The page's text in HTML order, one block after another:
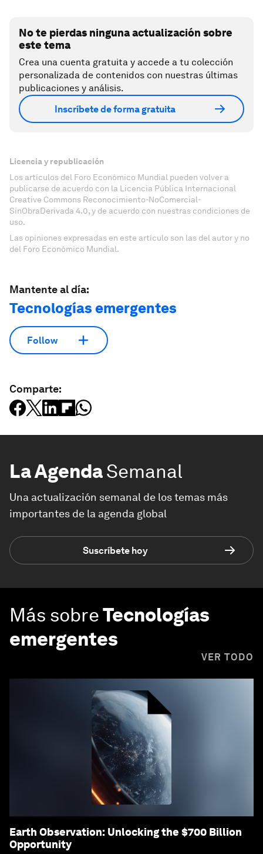
No te pierdas ninguna actualización sobre
este tema
Crea una cuenta gratuita y accede a tu colección
personalizada de contenidos con nuestras últimas
publicaciones y análisis.
Inscríbete de forma gratuita
Licencia y republicación
Los artículos del Foro Económico Mundial pueden volver a
publicarse de acuerdo con la Licencia Pública Internacional
Creative Commons Reconocimiento-NoComercial-
SinObraDerivada 4.0, y de acuerdo con nuestras condiciones de
uso.
Las opiniones expresadas en este artículo son las del autor y no
del Foro Económico Mundial.
Mantente al día:
Tecnologías emergentes
Follow
Comparte:
La AgendaSemanal
Una actualización semanal de los temas más
importantes de la agenda global
Suscríbete hoy
Más sobreTecnologías
emergentes
VER TODO
Earth Observation: Unlocking the $700 Billion
Opportunity